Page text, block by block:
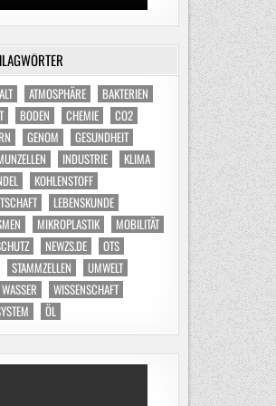
ATMOSPHÄRE
BAKTERIEN
BODEN CHEMIE
CO2
GENOM
GESUNDHEIT
INDUSTRIE
KLIMA
KOHLENSTOFF
LEBENSKUNDE
MIKROPLASTIK
MOBILITÄT
NEWZS.DE
OTS
STAMMZELLEN
UMWELT
WASSER
WISSENSCHAFT
ÖL